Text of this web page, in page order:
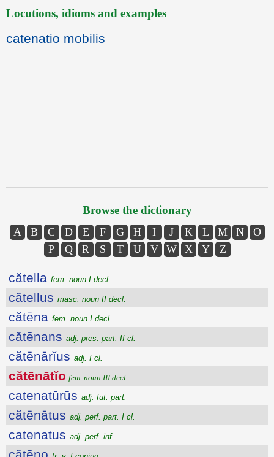
Locutions, idioms and examples
catenatio mobilis
Browse the dictionary
A B C D E F G H I J K L M N
O
P
Q R S T U V W X Y Z
cătella fem. noun I decl.
cătellus masc. noun II decl.
cătēna fem. noun I decl.
cătēnans adj. pres. part. II cl.
cătēnārĭus adj. I cl.
cătēnātĭo fem. noun III decl.
catenatūrūs adj. fut. part.
cătēnātus adj. perf. part. I cl.
catenatus adj. perf. inf.